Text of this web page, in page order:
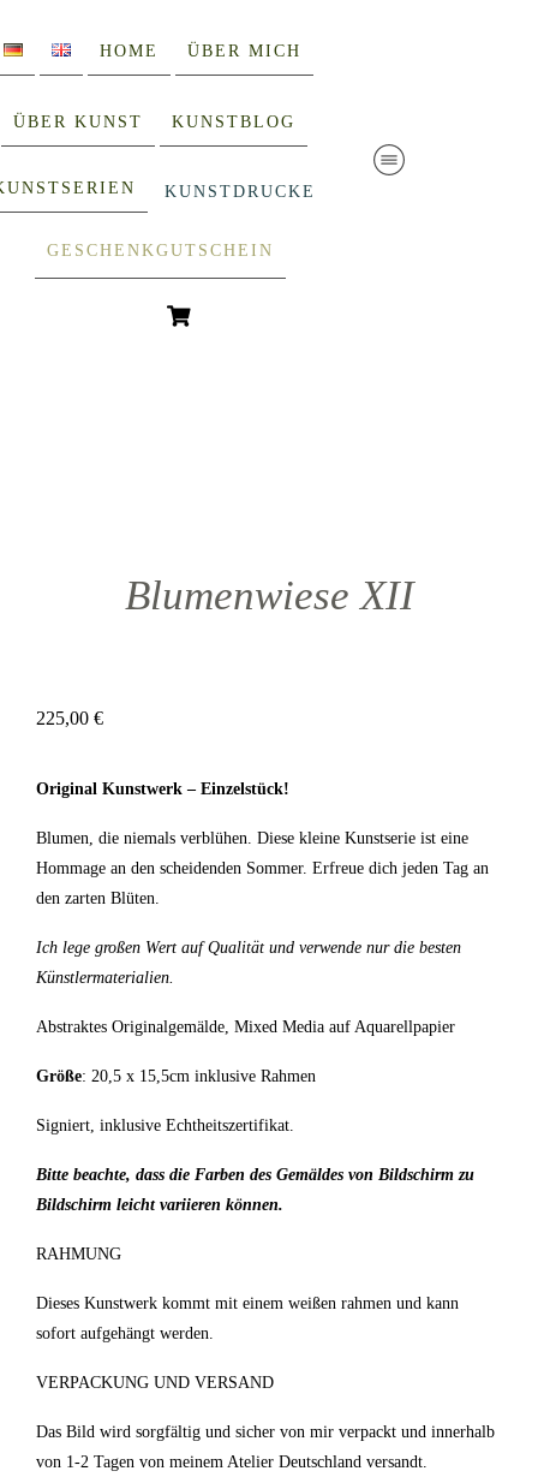
HOME ÜBER MICH
ÜBER KUNST KUNSTBLOG
KUNSTDRUCKE
GESCHENKGUTSCHEIN
Blumenwiese XII
225,00 €
Original Kunstwerk – Einzelstück!
Blumen, die niemals verblühen. Diese kleine Kunstserie ist eine
Hommage an den scheidenden Sommer. Erfreue dich jeden Tag an
den zarten Blüten.
Ich lege großen Wert auf Qualität und verwende nur die besten
Künstlermaterialien.
Abstraktes Originalgemälde, Mixed Media auf Aquarellpapier
Größe: 20,5 x 15,5cm inklusive Rahmen
Signiert, inklusive Echtheitszertifikat.
Bitte beachte, dass die Farben des Gemäldes von Bildschirm zu
Bildschirm leicht variieren können.
RAHMUNG
Dieses Kunstwerk kommt mit einem weißen rahmen und kann
sofort aufgehängt werden.
VERPACKUNG UND VERSAND
Das Bild wird sorgfältig und sicher von mir verpackt und innerhalb
von 1-2 Tagen von meinem Atelier Deutschland versandt.